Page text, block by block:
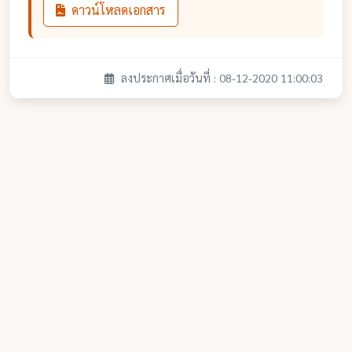
ดาวน์โหลดเอกสาร
ลงประกาศเมื่อวันที่ : 08-12-2020 11:00:03